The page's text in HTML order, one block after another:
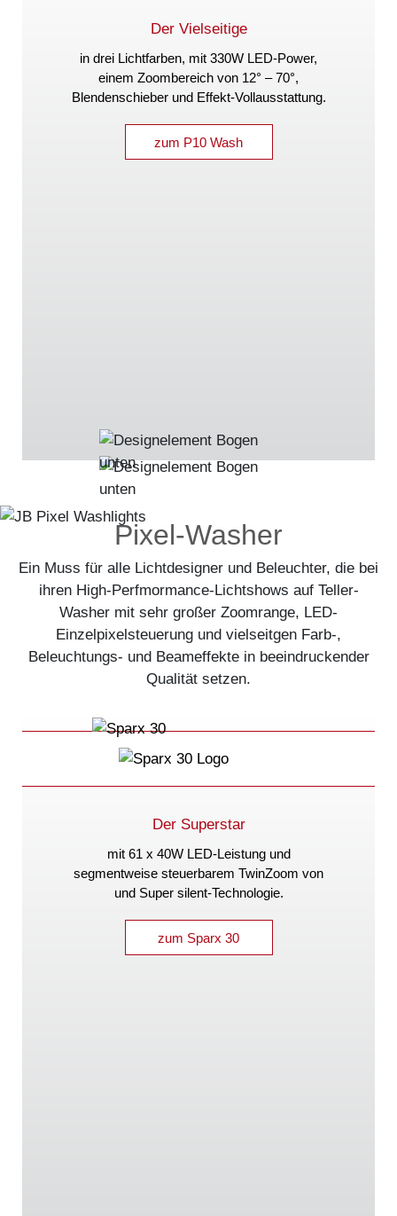
Der Vielseitige
in drei Lichtfarben, mit 330W LED-Power,
einem Zoombereich von 12° – 70°,
Blendenschieber und Effekt-Vollausstattung.
zum P10 Wash
Pixel-Washer
Ein Muss für alle Lichtdesigner und Beleuchter, die bei
ihren High-Perfmormance-Lichtshows auf Teller-
Washer mit sehr großer Zoomrange, LED-
Einzelpixelsteuerung und vielseitgen Farb-,
Beleuchtungs- und Beameffekte in beeindruckender
Qualität setzen.
Der Superstar
mit 61 x 40W LED-Leistung und
segmentweise steuerbarem TwinZoom von
und Super silent-Technologie.
zum Sparx 30